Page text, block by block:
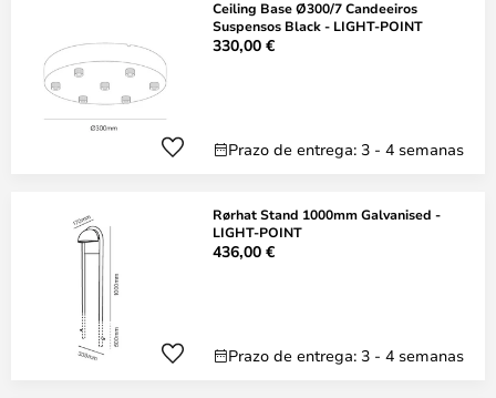
Ceiling Base Ø300/7 Candeeiros
Suspensos Black - LIGHT-POINT
330,00 €
Prazo de entrega: 3 - 4 semanas
Rørhat Stand 1000mm Galvanised -
LIGHT-POINT
436,00 €
Prazo de entrega: 3 - 4 semanas